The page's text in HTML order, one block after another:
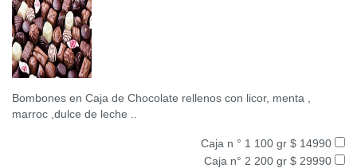
Bombones en Caja de Chocolate rellenos con licor, menta ,
marroc ,dulce de leche ..
Caja n ° 1 100 gr $ 14990
Caja n° 2 200 gr $ 29990